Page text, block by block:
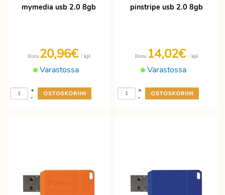
mymedia usb 2.0 8gb
Varastossa
Hinta 20,96€ / kpl
-
+
pinstripe usb 2.0 8gb
Varastossa
Hinta 14,02€ / kpl
-
+